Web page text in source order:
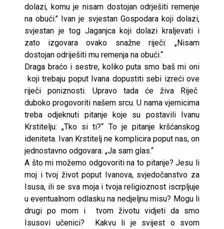
dolazi, komu je nisam dostojan odrješiti remenje
na obući.’’ Ivan je svjestan Gospodara koji dolazi,
svjestan je tog Jaganjca koji dolazi kraljevati i
zato izgovara ovako snažne riječi: „Nisam
dostojan odriješiti mu remenja na obući.“
Draga braćo i sestre, koliko puta smo baš mi oni
koji trebaju poput Ivana dopustiti sebi izreći ove
riječi poniznosti. Upravo tada će živa Riječ
duboko progovoriti našem srcu. U nama vjernicima
treba odjeknuti pitanje koje su postavili Ivanu
Krstitelju: „Tko si ti?“ To je pitanje kršćanskog
ideniteta. Ivan Krstitelj ne komplicira poput nas, on
jednostavno odgovara: „Ja sam glas.“
A što mi možemo odgovoriti na to pitanje? Jesu li
moj i tvoj život poput Ivanova, svjedočanstvo za
Isusa, ili se sva moja i tvoja religioznost iscrpljuje
u eventualnom odlasku na nedjeljnu misu? Mogu li
drugi po mom i tvom životu vidjeti da smo
Isusovi učenici? Kakvu li je svijest o svom